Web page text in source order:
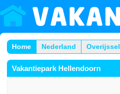
Home Nederland Overijssel
Vakantiepark Hellendoorn